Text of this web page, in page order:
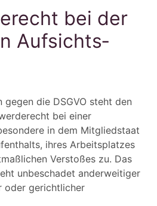
bei der
Aufsichts­
gegen die DSGVO steht den
bei einer
in dem Mitgliedstaat
ihres Arbeitsplatzes
Verstoßes zu. Das
unbeschadet anderweitiger
oder gerichtlicher